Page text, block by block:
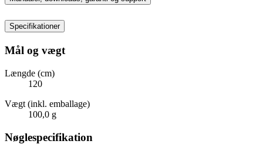
Specifikationer
Mål og vægt
Længde (cm)
120
Vægt (inkl. emballage)
100,0 g
Nøglespecifikation